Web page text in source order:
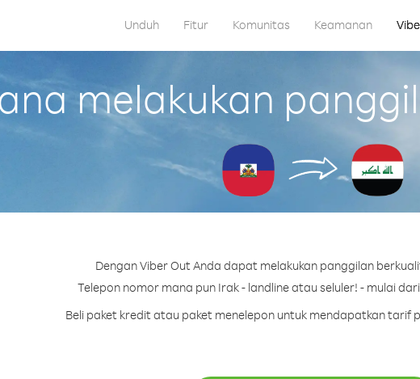
Unduh Fitur Komunitas Keamanan
melakukan
Dengan Viber Out Anda dapat melakukan panggilan
Telepon nomor mana pun Irak - landline atau seluler! - mulai
Beli paket kredit atau paket menelepon untuk mendapatkan tarif